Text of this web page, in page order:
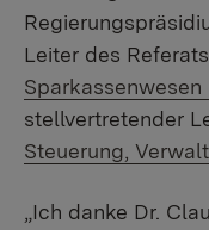
Leiter des Referats „
Sparkassenwesen
stellvertretender
Steuerung,
„Ich danke Dr.